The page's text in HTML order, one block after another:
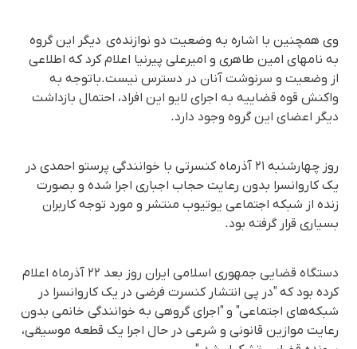
وی همچنین با اشاره به وضعیت دو نوازنده‌ی دیگر این گروه
به نامهای امین طاهری و امیرعلی پیرنیا اعلام کرد که اطلاعی
از وضعیت و سرنوشت آنان در دسترس نیست.باتوجە بە
واکنش قوە قضاییە بە اجرای لایو این افراد، احتمال بازداشت
دیگر اعضای این گروه وجود دارد.
روز چهارشنبه ۲۱ آذرماه کنسرتی با خوانندگی پرستو احمدی در
یک کاروانسرا بدون رعایت حجاب اجباری اجرا شده و بصورت
زنده از شبکه اجتماعی یوتیوب منتشر و مورد توجه کاربران
بسیاری قرار گرفته بود.
دستگاه قضایی جمهوری اسلامی ایران روز بعد ۲۲ آذرماه اعلام
کرده بود که "در پی انتشار کنسرت فرضی در یک کاروانسرا در
شبکه‌های اجتماعی" و "اجرای گروهی به خوانندگی خانمی بدون
رعایت موازین قانونی و شرعی در حال اجرا یک قطعه موسیقی،